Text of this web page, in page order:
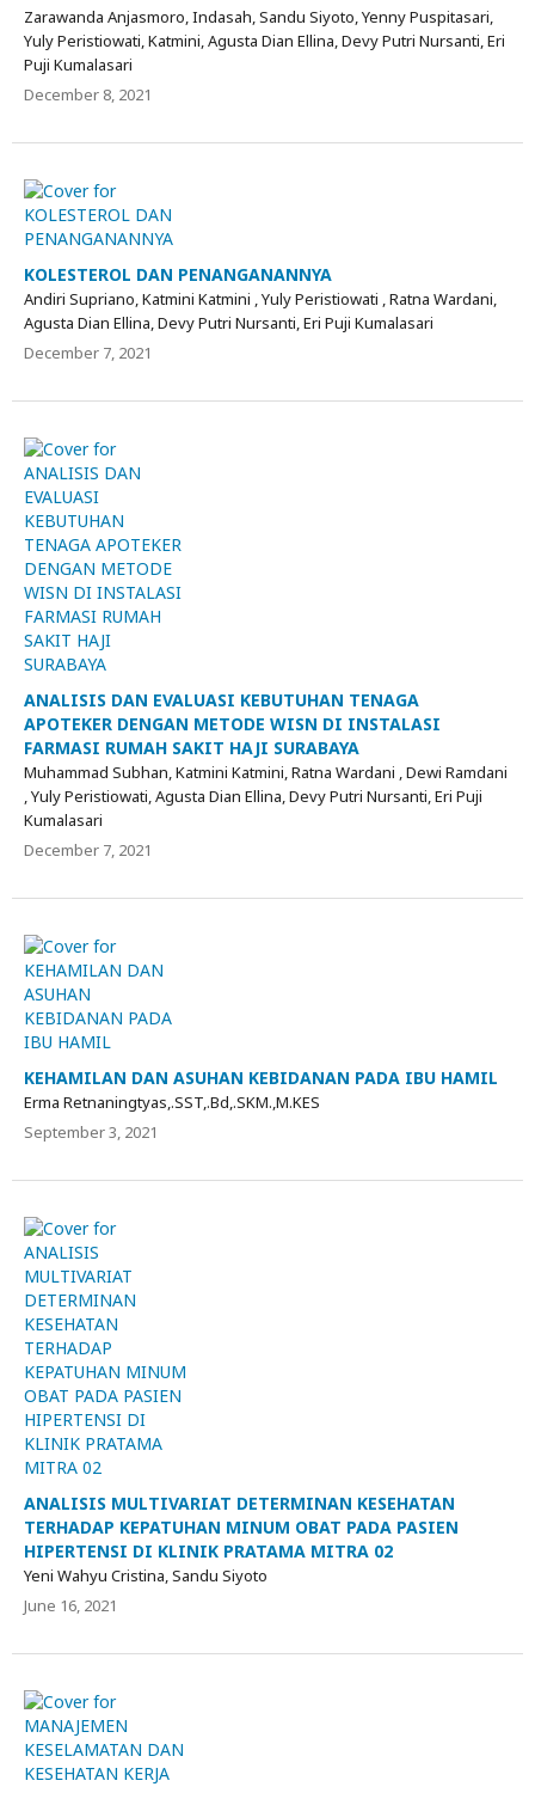
Zarawanda Anjasmoro, Indasah, Sandu Siyoto, Yenny Puspitasari,
Yuly Peristiowati, Katmini, Agusta Dian Ellina, Devy Putri Nursanti, Eri
Puji Kumalasari
December 8, 2021
KOLESTEROL DAN PENANGANANNYA
Andiri Supriano, Katmini Katmini , Yuly Peristiowati , Ratna Wardani,
Agusta Dian Ellina, Devy Putri Nursanti, Eri Puji Kumalasari
December 7, 2021
ANALISIS DAN EVALUASI KEBUTUHAN TENAGA
APOTEKER DENGAN METODE WISN DI INSTALASI
FARMASI RUMAH SAKIT HAJI SURABAYA
Muhammad Subhan, Katmini Katmini, Ratna Wardani , Dewi Ramdani
, Yuly Peristiowati, Agusta Dian Ellina, Devy Putri Nursanti, Eri Puji
Kumalasari
December 7, 2021
KEHAMILAN DAN ASUHAN KEBIDANAN PADA IBU HAMIL
Erma Retnaningtyas,.SST,.Bd,.SKM.,M.KES
September 3, 2021
ANALISIS MULTIVARIAT DETERMINAN KESEHATAN
TERHADAP KEPATUHAN MINUM OBAT PADA PASIEN
HIPERTENSI DI KLINIK PRATAMA MITRA 02
Yeni Wahyu Cristina, Sandu Siyoto
June 16, 2021